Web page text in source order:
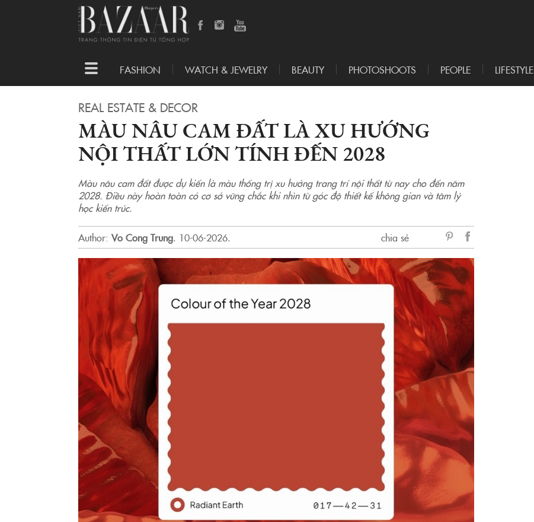
Toggle
navigation
FASHION WATCH & JEWELRY BEAUTY PHOTOSHOOTS PEOPLE LIFESTYLE
REAL ESTATE & DECOR
MÀU NÂU CAM ĐẤT LÀ XU HƯỚNG
NỘI THẤT LỚN TÍNH ĐẾN 2028
Màu nâu cam đất được dự kiến là màu thống trị xu hướng trang trí nội thất từ nay cho đến năm
2028. Điều này hoàn toàn có cơ sở vững chắc khi nhìn từ góc độ thiết kế không gian và tâm lý
học kiến trúc.
Author: Vo Cong Trung. 10-06-2026.
chia sẻ
Facebook